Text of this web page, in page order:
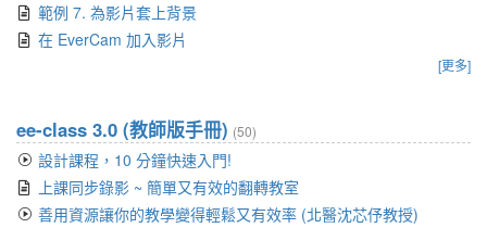
範例 7. 為影片套上背景
在 EverCam 加入影片
[更多]
ee-class 3.0 (教師版手冊) (50)
設計課程，10 分鐘快速入門!
上課同步錄影 ~ 簡單又有效的翻轉教室
善用資源讓你的教學變得輕鬆又有效率 (北醫沈芯伃教授)